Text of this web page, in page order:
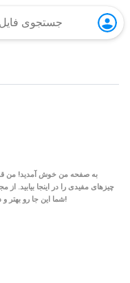
به صفحه من خوش آمدید! من قصد
چیزهای مفیدی را در اینجا بیابید. از
شما این جا رو بهتر و دوست داشتنی تر می کنم. از وقتی که گذاشتید متشکرم!